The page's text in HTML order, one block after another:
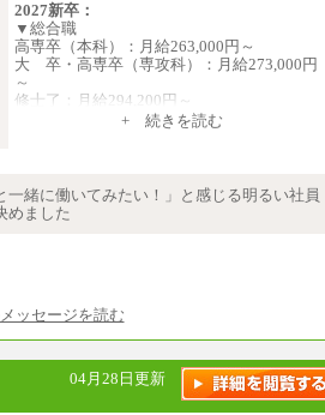
2027新卒：
▼総合職
高専卒（本科）：月給263,000円～
大 卒・高専卒（専攻科）：月給273,000円
～
修士了：月給294,200円～
博士了：月給304,800円～
揮できると認められる場合は、 上記の給与に
関わらず個別設定することがあります
基本月給／20万5000円以上(正社員・準社
+ 続きを読む
一緒に働いてみたい！」と感じる明るい社員
めました
ッセージを読む
04月28日更新